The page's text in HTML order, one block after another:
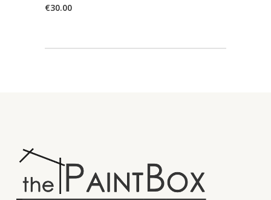
€30.00